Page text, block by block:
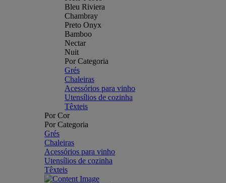
Bleu Riviera
Chambray
Preto Onyx
Bamboo
Nectar
Nuit
Por Categoria
Grés
Chaleiras
Acessórios para vinho
Utensílios de cozinha
Têxteis
Por Cor
Por Categoria
Grés
Chaleiras
Acessórios para vinho
Utensílios de cozinha
Têxteis